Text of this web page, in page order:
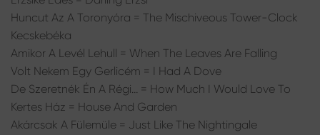
Huncut Az A Toronyóra = The Mischiveous Tower-Clock
Kecskebéka
Amikor A Levél Lehull = When The Leaves Are Falling
Volt Nekem Egy Gerlicém = I Had A Dove
De Szeretnék Én A Régi… = How Much I Would Love To
Kertes Ház = House And Garden
Akárcsak A Fülemüle = Just Like The Nightingale